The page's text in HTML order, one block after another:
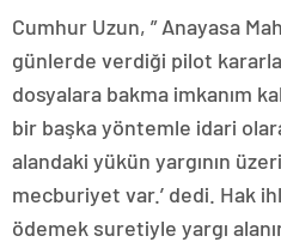
Cumhur Uzun, ” Anayasa
günlerde verdiği pilot kararla
dosyalara bakma imkanım
bir başka yöntemle idari
alandaki yükün yargının
mecburiyet var.’ dedi. Hak
ödemek suretiyle yargı